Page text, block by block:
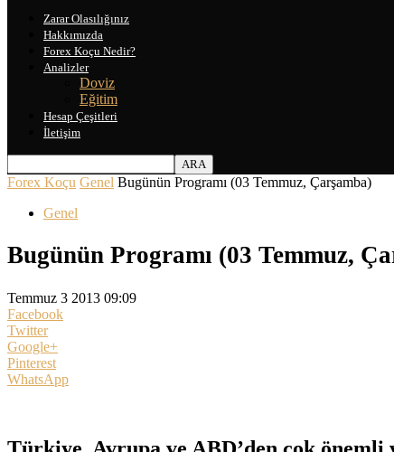
Zarar Olasılığınız
Hakkımızda
Forex Koçu Nedir?
Analizler
Doviz
Eğitim
Hesap Çeşitleri
İletişim
Forex Koçu Genel Bugünün Programı (03 Temmuz, Çarşamba)
Genel
Bugünün Programı (03 Temmuz,
Temmuz 3 2013 09:09
Facebook
Twitter
Google+
Pinterest
WhatsApp